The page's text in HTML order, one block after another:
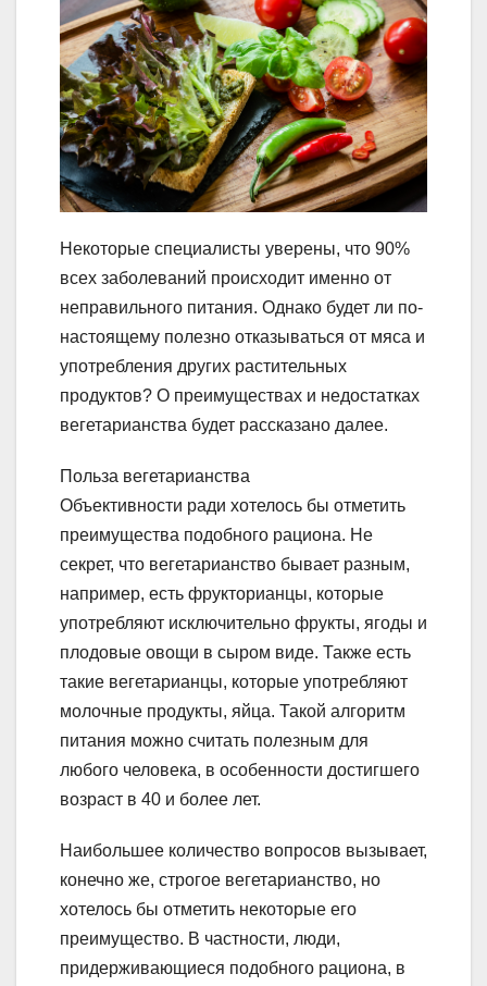
Некоторые специалисты уверены, что 90%
всех заболеваний происходит именно от
неправильного питания. Однако будет ли по-
настоящему полезно отказываться от мяса и
употребления других растительных
продуктов? О преимуществах и недостатках
вегетарианства будет рассказано далее.
Польза вегетарианства
Объективности ради хотелось бы отметить
преимущества подобного рациона. Не
секрет, что вегетарианство бывает разным,
например, есть фрукторианцы, которые
употребляют исключительно фрукты, ягоды и
плодовые овощи в сыром виде. Также есть
такие вегетарианцы, которые употребляют
молочные продукты, яйца. Такой алгоритм
питания можно считать полезным для
любого человека, в особенности достигшего
возраст в 40 и более лет.
Наибольшее количество вопросов вызывает,
конечно же, строгое вегетарианство, но
хотелось бы отметить некоторые его
преимущество. В частности, люди,
придерживающиеся подобного рациона, в